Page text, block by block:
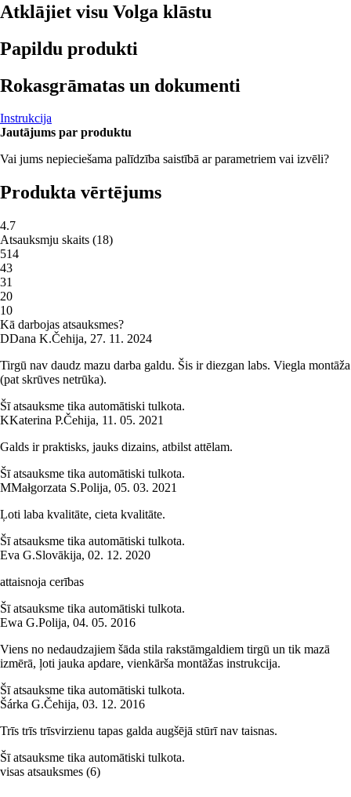
Atklājiet visu Volga klāstu
Papildu produkti
Rokasgrāmatas un dokumenti
Instrukcija
Jautājums par produktu
Vai jums nepieciešama palīdzība saistībā ar parametriem vai izvēli?
Produkta vērtējums
4.7
Atsauksmju skaits (18)
514
43
31
20
10
Kā darbojas atsauksmes?
DDana K.Čehija, 27. 11. 2024
Tirgū nav daudz mazu darba galdu. Šis ir diezgan labs. Viegla montāža
(pat skrūves netrūka).
Šī atsauksme tika automātiski tulkota.
KKaterina P.Čehija, 11. 05. 2021
Galds ir praktisks, jauks dizains, atbilst attēlam.
Šī atsauksme tika automātiski tulkota.
MMałgorzata S.Polija, 05. 03. 2021
Ļoti laba kvalitāte, cieta kvalitāte.
Šī atsauksme tika automātiski tulkota.
Eva G.Slovākija, 02. 12. 2020
attaisnoja cerības
Šī atsauksme tika automātiski tulkota.
Ewa G.Polija, 04. 05. 2016
Viens no nedaudzajiem šāda stila rakstāmgaldiem tirgū un tik mazā
izmērā, ļoti jauka apdare, vienkārša montāžas instrukcija.
Šī atsauksme tika automātiski tulkota.
Šárka G.Čehija, 03. 12. 2016
Trīs trīs trīsvirzienu tapas galda augšējā stūrī nav taisnas.
Šī atsauksme tika automātiski tulkota.
visas atsauksmes (6)